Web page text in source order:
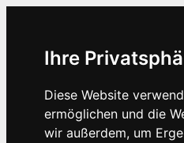
Ihre
Diese Website
ermöglichen und die
wir außerdem, um